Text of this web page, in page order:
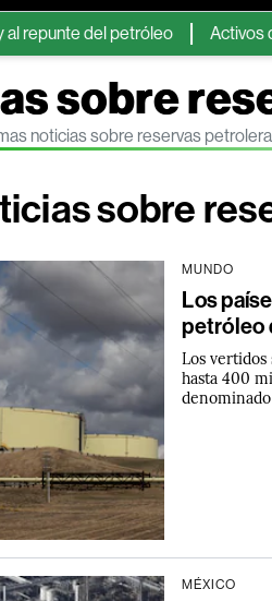
petróleo Activos de
sobre
noticias sobre reservas
sobre
MUNDO
Los
petróleo
Los
hasta 400
MÉXICO